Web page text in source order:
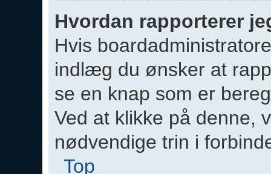
Hvordan rapporterer
Hvis
indlæg du ønsker at
se en knap som er
Ved at klikke på denne,
nødvendige trin i
Top